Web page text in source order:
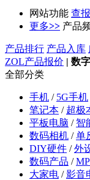
网站功能 查
更多>> 产品
产品排行 产品入库
ZOL产品报价 | 数
全部分类
手机 / 5G手机
笔记本 / 超极
平板电脑 / 智
数码相机 /单
DIY硬件 /外
数码产品 /
大家电 /影音